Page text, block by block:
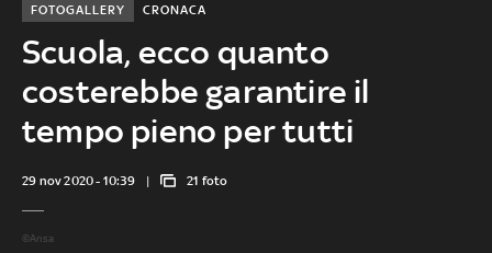
Scuola, ecco quanto
costerebbe garantire il
tempo pieno per tutti
CRONACA
FOTOGALLERY
29 nov 2020 - 10:39 21 foto
©Ansa